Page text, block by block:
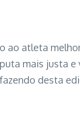
ao atleta
mais justa
desta